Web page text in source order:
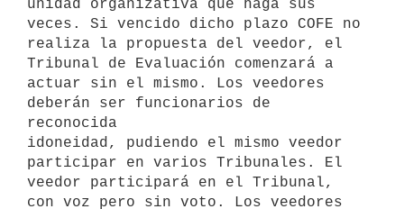
unidad organizativa que haga sus
veces. Si vencido dicho plazo COFE no
realiza la propuesta del veedor, el
Tribunal de Evaluación comenzará a
actuar sin el mismo. Los veedores
deberán ser funcionarios de
reconocida
idoneidad, pudiendo el mismo veedor
participar en varios Tribunales. El
veedor participará en el Tribunal,
con voz pero sin voto. Los veedores